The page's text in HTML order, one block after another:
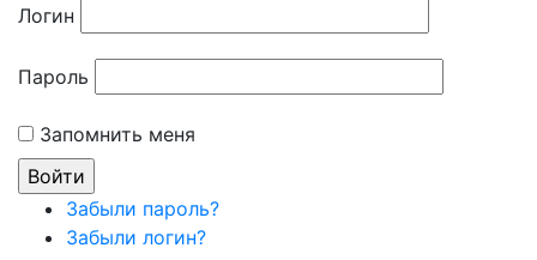
Логин
Пароль
Запомнить меня
Забыли пароль?
Забыли логин?